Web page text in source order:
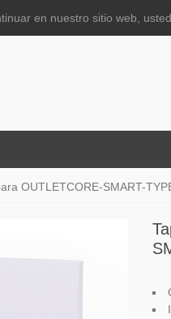
OUTLETCORE-SMART-
en nuestro sitio web,